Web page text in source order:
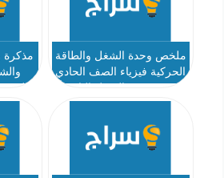
ملخص وحدة الشغل والطاقة
الحركية فيزياء الصف الحادي
عبد الكريم مجددي
مذكرة